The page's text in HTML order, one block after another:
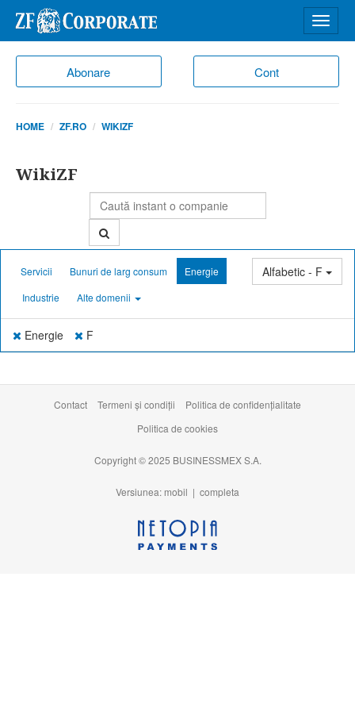
Abonare Cont
meniu
HOME ZF.RO WIKIZF
WikiZF
Alfabetic - F
Servicii Bunuri de larg consum
Energie
Industrie
Alte domenii
Energie F
Contact Termeni şi condiţii
Politica de confidențialitate
Politica de cookies
Copyright © 2025 BUSINESSMEX S.A.
Versiunea: mobil | completa